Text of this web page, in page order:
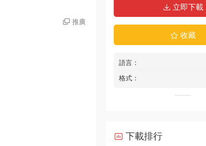
推廣
立即下載
收藏
語言：
格式：
下載排行